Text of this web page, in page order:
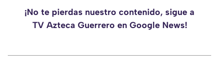
¡No te pierdas nuestro contenido, sigue a
TV Azteca Guerrero en Google News!